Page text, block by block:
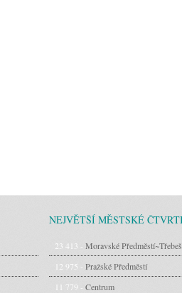
NEJVĚTŠÍ MĚSTSKÉ
23 413 - Moravské Předměstí~Třebeš
12 975 - Pražské Předměstí
11 779 - Centrum